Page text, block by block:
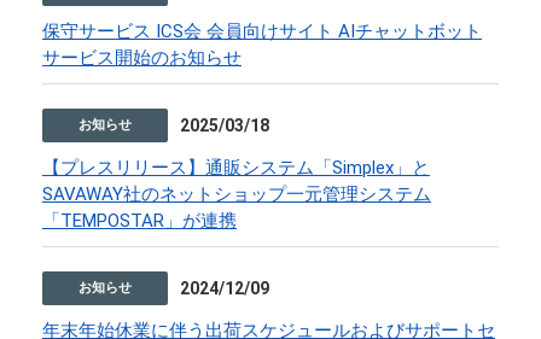
保守サービス ICS会 会員向けサイト AIチャットボット
サービス開始のお知らせ
お知らせ 2025/03/18
【プレスリリース】通販システム「Simplex」と
SAVAWAY社のネットショップ一元管理システム
「TEMPOSTAR」が連携
お知らせ 2024/12/09
年末年始休業に伴う出荷スケジュールおよびサポートセ